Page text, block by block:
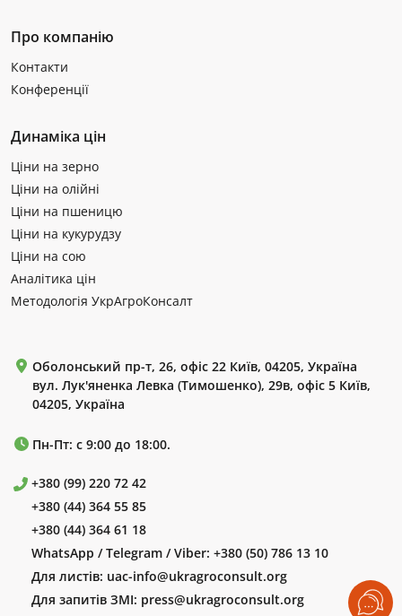
Про компанію
Контакти
Конференції
Динаміка цін
Ціни на зерно
Ціни на олійні
Ціни на пшеницю
Ціни на кукурудзу
Ціни на сою
Аналітика цін
Методологія УкрАгроКонсалт
Оболонський пр-т, 26, офіс 22 Київ, 04205, Україна
вул. Лук'яненка Левка (Тимошенко), 29в, офіс 5 Київ,
04205, Україна
Пн-Пт: с 9:00 до 18:00.
+380 (99) 220 72 42
+380 (44) 364 55 85
+380 (44) 364 61 18
WhatsApp / Telegram / Viber: +380 (50) 786 13 10
Для листів: uac-info@ukragroconsult.org
Для запитів ЗМІ: press@ukragroconsult.org